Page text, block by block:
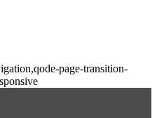
page-transition-